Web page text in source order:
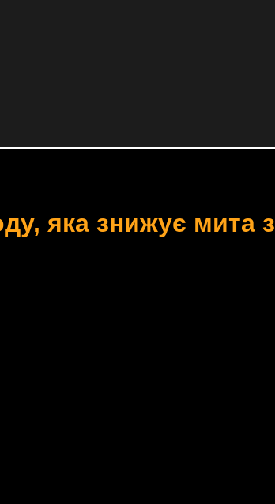
яка знижує мита з